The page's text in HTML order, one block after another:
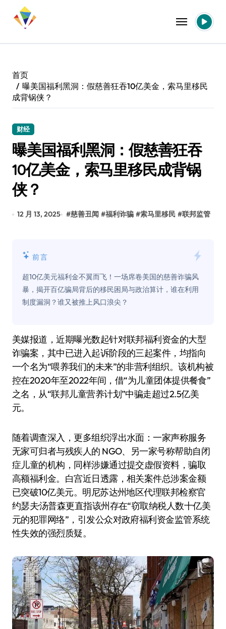
首页
曝美国福利黑洞：假慈善狂吞10亿美金，索马里移民
成背锅侠？
财经
曝美国福利黑洞：假慈善狂吞
10亿美金，索马里移民成背锅
侠？
12 月 13, 2025 #慈善丑闻 #福利诈骗 #索马里移民 #联邦监管
前言
超10亿美元福利金不翼而飞！一场席卷美国的慈善诈骗风
暴，揭开百亿骗局背后的移民困局与政治算计，谁在利用
制度漏洞？谁又被推上风口浪尖？
美媒报道，近期曝光数起针对联邦福利资金的大型
诈骗案，其中已进入起诉阶段的三起案件，均指向
一个名为“喂养我们的未来”的非营利组织。该机构被
控在2020年至2022年间，借“为儿童团体提供餐食”
之名，从“联邦儿童营养计划”中骗走超过2.5亿美
元。
随着调查深入，更多组织浮出水面：一家声称服务
无家可归者与残疾人的 NGO、另一家号称帮助自闭
症儿童的机构，同样涉嫌通过提交虚假资料，骗取
高额福利金。白宫近日透露，相关案件总涉案金额
已突破10亿美元。明尼苏达州地区代理联邦检察官
约瑟夫·汤普森更直指该州存在“窃取纳税人数十亿美
元的犯罪网络”，引发公众对政府福利资金监管系统
性失效的强烈质疑。